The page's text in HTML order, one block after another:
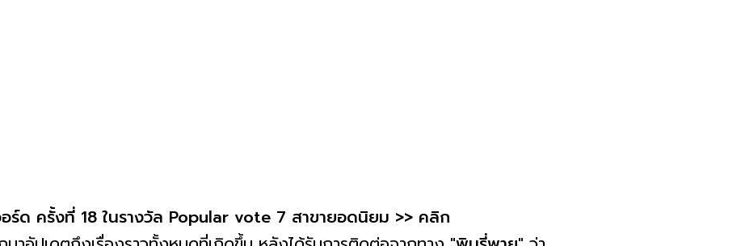
ร์ด ครั้งที่ 18 ในรางวัล Popular vote 7 สาขายอดนิยม >> คลิก